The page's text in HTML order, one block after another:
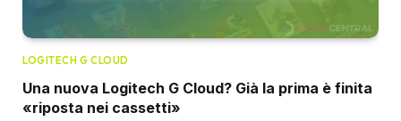
LOGITECH G CLOUD
Una nuova Logitech G Cloud? Già la prima è finita
«riposta nei cassetti»